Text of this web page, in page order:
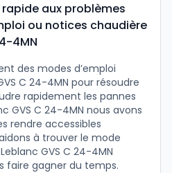
aux problèmes
ou notices chaudière
4MN
des modes d’emploi
C 24-4MN pour résoudre
rapidement les pannes
GVS C 24-4MN nous avons
rendre accessibles
à trouver le mode
GVS C 24-4MN
faire gagner du temps.